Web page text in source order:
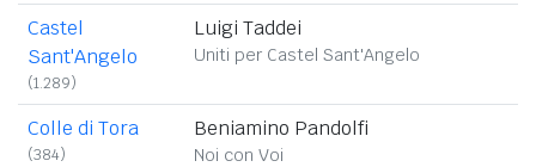
Castel
Sant'Angelo
(1.289)
Luigi Taddei
Uniti per Castel Sant'Angelo
Colle di Tora
(384)
Beniamino Pandolfi
Noi con Voi